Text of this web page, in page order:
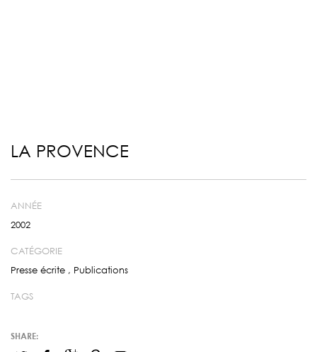
LA PROVENCE
ANNÉE
2002
CATÉGORIE
Presse écrite , Publications
TAGS